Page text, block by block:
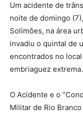
Um acidente de
noite de domingo
Solimões, na área
invadiu o quintal de
encontrados no
embriaguez extrema.
O Acidente e o
Militar de Rio